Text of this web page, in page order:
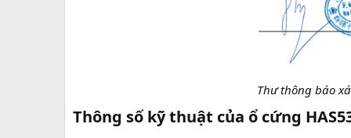
Thư thông báo
Thông số kỹ thuật của ổ cứng